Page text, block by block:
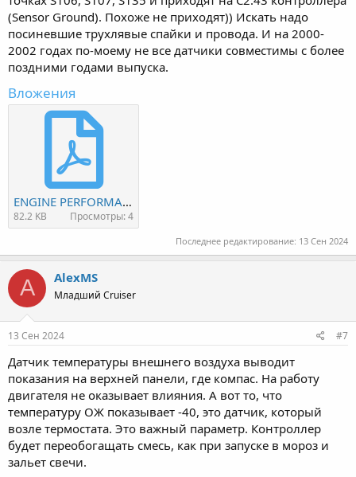
(Sensor Ground). Похоже не приходят)) Искать надо
посиневшие трухлявые спайки и провода. И на 2000-
2002 годах по-моему не все датчики совместимы с более
поздними годами выпуска.
Вложения
ENGINE PERFORMANCE - Chrysler PT Cruiser Touring 2001 - SYSTEM WIRING DIAGRAMS .pdf
82.2 KB Просмотры: 4
Последнее редактирование: 13 Сен 2024
A AlexMS
Младший Cruiser
13 Сен 2024 #7
Датчик температуры внешнего воздуха выводит
показания на верхней панели, где компас. На работу
двигателя не оказывает влияния. А вот то, что
температуру ОЖ показывает -40, это датчик, который
возле термостата. Это важный параметр. Контроллер
будет переобогащать смесь, как при запуске в мороз и
зальет свечи.